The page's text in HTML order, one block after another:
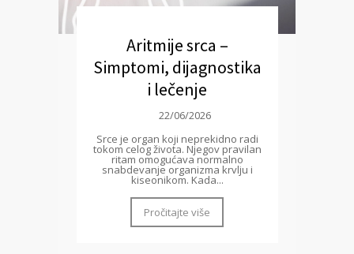
Aritmije srca –
Simptomi, dijagnostika
i lečenje
22/06/2026
Srce je organ koji neprekidno radi
tokom celog života. Njegov pravilan
ritam omogućava normalno
snabdevanje organizma krvlju i
kiseonikom. Kada...
Pročitajte više